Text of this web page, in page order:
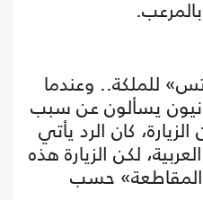
للملكة.. وعندما
يسألون عن سبب
كان الرد يأتي
لكن الزيارة هذه
المقاطعة» حسب